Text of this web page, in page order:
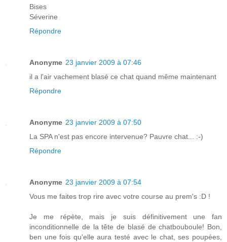
Bises
Séverine
Répondre
Anonyme 23 janvier 2009 à 07:46
il a l'air vachement blasé ce chat quand même maintenant
Répondre
Anonyme 23 janvier 2009 à 07:50
La SPA n'est pas encore intervenue? Pauvre chat... :-)
Répondre
Anonyme 23 janvier 2009 à 07:54
Vous me faites trop rire avec votre course au prem's :D !
Je me répète, mais je suis définitivement une fan
inconditionnelle de la tête de blasé de chatbouboule! Bon,
ben une fois qu'elle aura testé avec le chat, ses poupées,